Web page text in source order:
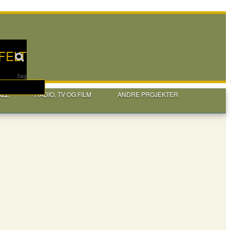
Søg
RADIO, TV OG FILM
ANDRE PROJEKTER